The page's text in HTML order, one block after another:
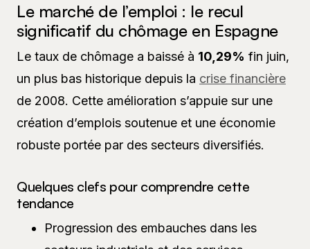
Le marché de l’emploi : le recul
significatif du chômage en Espagne
Le taux de chômage a baissé à 10,29% fin juin,
un plus bas historique depuis la crise financière
de 2008. Cette amélioration s’appuie sur une
création d’emplois soutenue et une économie
robuste portée par des secteurs diversifiés.
Quelques clefs pour comprendre cette
tendance
Progression des embauches dans les